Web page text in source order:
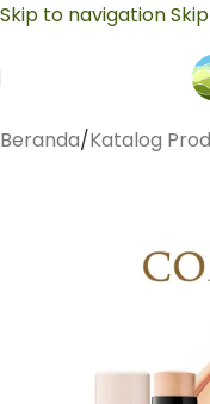
Skip to navigation
Beranda/Katalog